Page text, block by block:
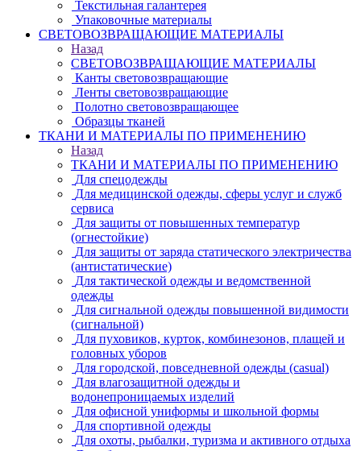
Текстильная галантерея
Упаковочные материалы
СВЕТОВОЗВРАЩАЮЩИЕ МАТЕРИАЛЫ
Назад
СВЕТОВОЗВРАЩАЮЩИЕ МАТЕРИАЛЫ
Канты световозвращающие
Ленты световозвращающие
Полотно световозвращающее
Образцы тканей
ТКАНИ И МАТЕРИАЛЫ ПО ПРИМЕНЕНИЮ
Назад
ТКАНИ И МАТЕРИАЛЫ ПО ПРИМЕНЕНИЮ
Для спецодежды
Для медицинской одежды, сферы услуг и служб
сервиса
Для защиты от повышенных температур
(огнестойкие)
Для защиты от заряда статического электричества
(антистатические)
Для тактической одежды и ведомственной
одежды
Для сигнальной одежды повышенной видимости
(сигнальной)
Для пуховиков, курток, комбинезонов, плащей и
головных уборов
Для городской, повседневной одежды (casual)
Для влагозащитной одежды и
водонепроницаемых изделий
Для офисной униформы и школьной формы
Для спортивной одежды
Для охоты, рыбалки, туризма и активного отдыха